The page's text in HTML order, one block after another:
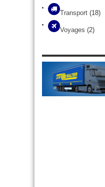
Transport (18)
Voyages (2)